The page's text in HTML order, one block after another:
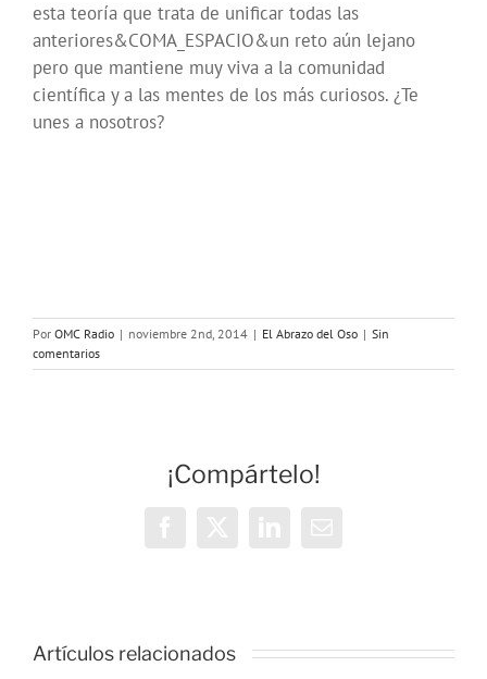
esta teoría que trata de unificar todas las
anteriores&COMA_ESPACIO&un reto aún lejano
pero que mantiene muy viva a la comunidad
científica y a las mentes de los más curiosos. ¿Te
unes a nosotros?
Por OMC Radio | noviembre 2nd, 2014 | El Abrazo del Oso | Sin
comentarios
¡Compártelo!
Artículos relacionados